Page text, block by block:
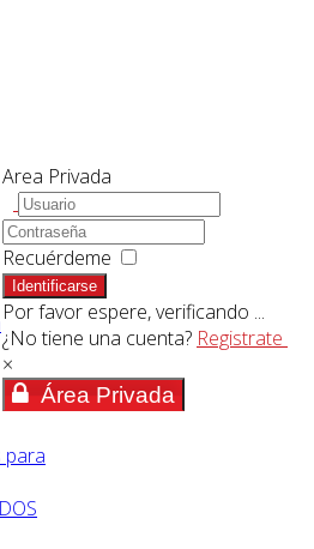
Area Privada
Recuérdeme
Identificarse
Por favor espere, verificando ...
¿No tiene una cuenta? Registrate
×
Área Privada
para